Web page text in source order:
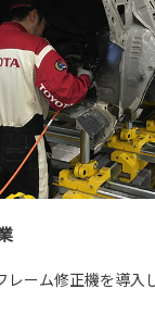
レーム修正機を導入